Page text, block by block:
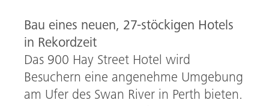
Bau eines neuen, 27-stöckigen Hotels
in Rekordzeit
Das 900 Hay Street Hotel wird
Besuchern eine angenehme Umgebung
am Ufer des Swan River in Perth bieten.